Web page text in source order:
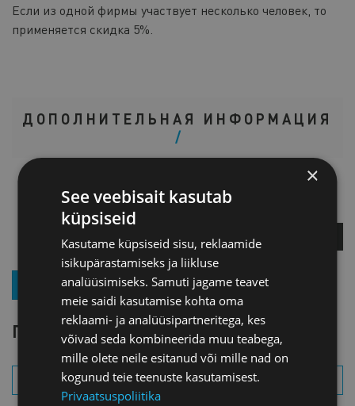
Если из одной фирмы участвует несколько человек, то
применяется скидка 5%.
ДОПОЛНИТЕЛЬНАЯ ИНФОРМАЦИЯ
Тоомас Ханссон
Заведующий
ЗАДАЙТЕ ВОПРОС
ПОДПИСКА НА РАССЫЛКУ НОВОСТЕЙ
ПОИСК СОБЫТИЯ
×
See veebisait kasutab
küpsiseid
Kasutame küpsiseid sisu, reklaamide
isikupärastamiseks ja liikluse
analüüsimiseks. Samuti jagame teavet
meie saidi kasutamise kohta oma
reklaami- ja analüüsipartneritega, kes
võivad seda kombineerida muu teabega,
mille olete neile esitanud või mille nad on
kogunud teie teenuste kasutamisest.
Privaatsuspoliitika